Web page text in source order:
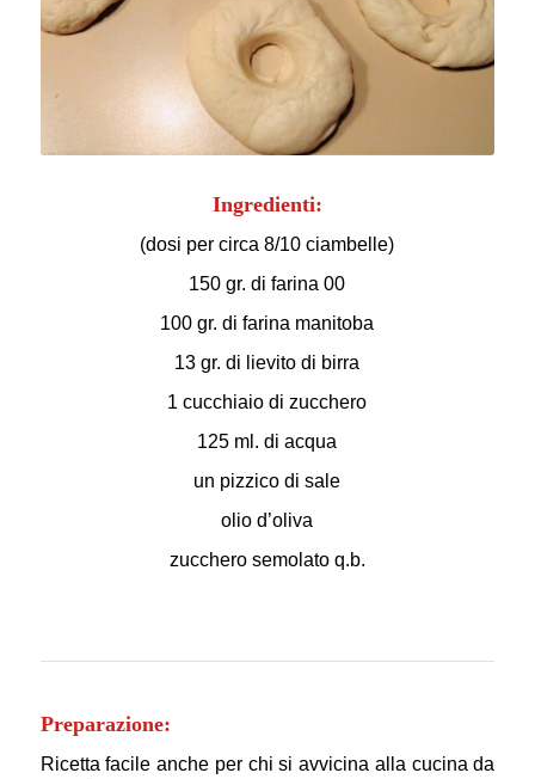
Ingredienti:
(dosi per circa 8/10 ciambelle)
150 gr. di farina 00
100 gr. di farina manitoba
13 gr. di lievito di birra
1 cucchiaio di zucchero
125 ml. di acqua
un pizzico di sale
olio d’oliva
zucchero semolato q.b.
Preparazione:
Ricetta facile anche per chi si avvicina alla cucina da